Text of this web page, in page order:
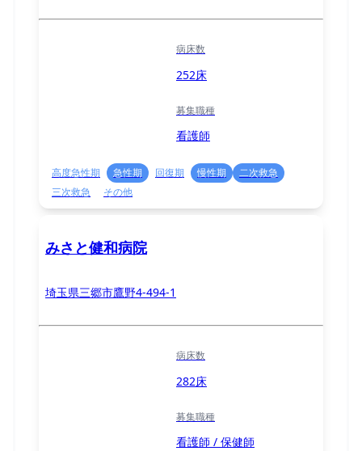
病床数
252床
募集職種
看護師
高度急性期 急性期 回復期 慢性期
二次救急
三次救急
その他
みさと健和病院
埼玉県三郷市鷹野4-494-1
病床数
282床
募集職種
看護師 / 保健師